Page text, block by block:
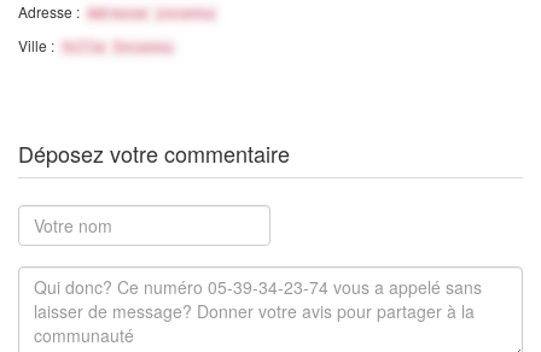
Adresse : Adresse inconnu
Ville : Ville Inconnu
Déposez votre commentaire